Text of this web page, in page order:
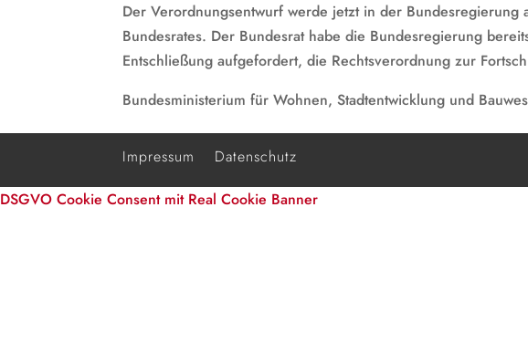
Der Verordnungsentwurf werde jetzt in der Bundesregierung
Bundesrates. Der Bundesrat habe die Bundesregierung
Entschließung aufgefordert, die Rechtsverordnung zur
Bundesministerium für Wohnen, Stadtentwicklung und
Impressum Datenschutz
DSGVO Cookie Consent mit Real Cookie Banner